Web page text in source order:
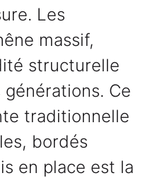
Les
massif,
structurelle
Ce
traditionnelle
bordés
en place est la